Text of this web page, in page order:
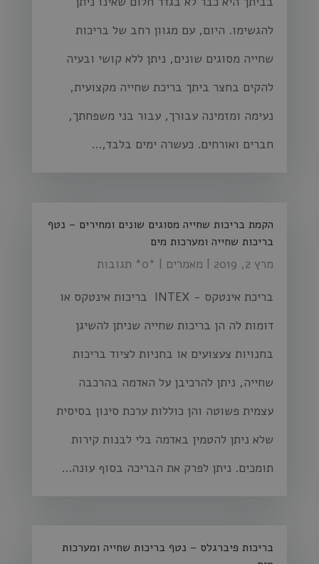
להגשימו. היום, עם מגוון רחב של בריכות
שחייה מסוגים שונים, ניתן ללא קושי ובעיה
להקים בחצר ביתך בריכת שחייה מקצועית,
נעימה ומזמינה עבורך, עבור בני משפחתך,
חברים ואורחים. כעשרה ימים בלבד,...
הקמת בריכות שחייה מסוגים שונים ומחירים – נטף
בריכות שחייה ומערכות מים
מרץ 2, 2019 | מאמרים | ‏*0* תגובות
בריכת אינטקס - INTEX בריכות אינטקס או
דומות לה הן בריכות שחייה שניתן להשיגן
בחנויות צעצועים או בחניות לציוד בריכות
שחייה, ניתן להרכיבן על האדמה בהרכבה
עצמית פשוטה והן כוללות ערכת סינון בסיסית
שלא ניתן להטמין באדמה בלי לבנות קירות
תומכים. ניתן לפרק את הבריכה בסוף עונה...
בריכות פיברגלס – נטף בריכות שחייה ומערכות